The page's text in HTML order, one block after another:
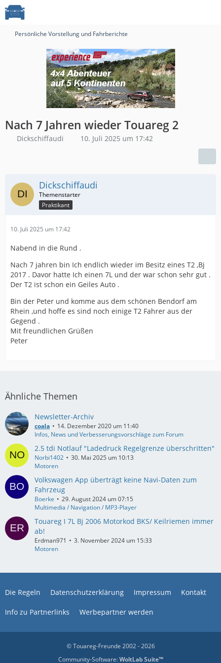
Persönliche Vorstellung und Fahrberichte
Nach 7 Jahren wieder Touareg 2
Dickschiffaudi 10. Juli 2025 um 17:42
Dickschiffaudi
Praktikant
10. Juli 2025 um 17:42
Nabend in die Rund .
Nach 7 jahren bin Ich endlich wieder im Besitz eines T2 ,Bj
2017 . Davor hatte Ich einen 7L und der war schon sehr gut .
Der T2 ist schon ein Geiles Auto .
Bin der Peter und komme aus dem schönen Bendorf am
Rhein ,und hoffe es sind noch einige T2 Fahrer aus der
Gegend .
Mit freundlichen Grüßen
Peter
Ähnliche Themen
Newsletter-Archiv
coala
14. Dezember 2020 um 11:40
Infos, News und Verbesserungsvorschläge zum Forum
2.5 tdi Notlauf "Ladedruck Regelgrenze überschritten"
Norbi1402
30. Mai 2025 um 10:13
Motoren
Volkswagen App überträgt keine Navi-Daten zum
Fahrzeug
Boerke
29. August 2024 um 07:15
Multimedia / Navigation / MP3-Player
Touareg I 7L Bj 2006 Motorkod BKS/ Keilriemen immer
ab!
Erdman971
3. November 2024 um 15:33
Motoren
Die Regeln Datenschutzerklärung Impressum Kontakt
Info zu Partnerlinks Werbepartner werden
© Touareg-Freunde 2002 - 2026
Community-Software:WoltLab Suite™